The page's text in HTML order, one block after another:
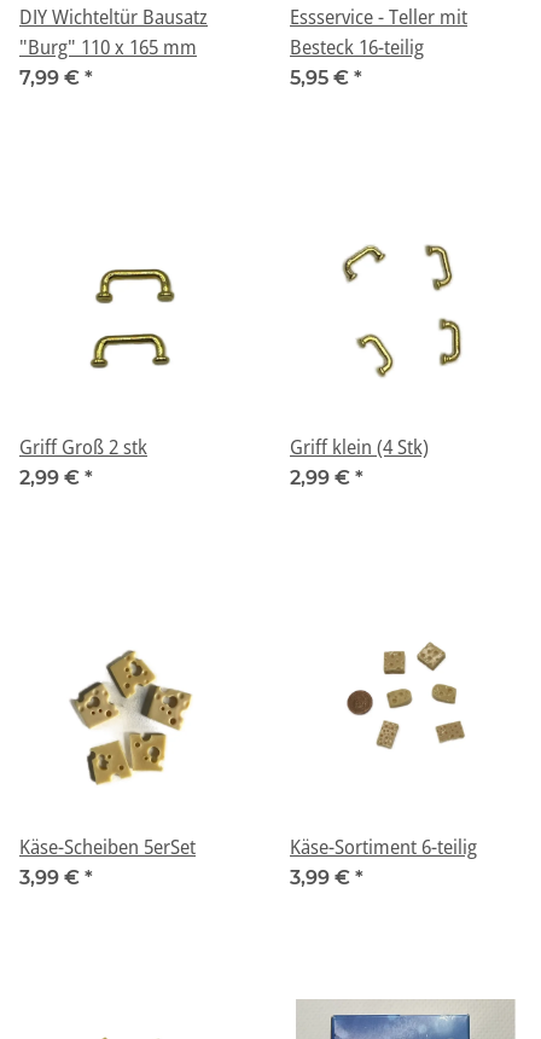
DIY Wichteltür Bausatz
"Burg" 110 x 165 mm
7,99 € *
Essservice - Teller mit
Besteck 16-teilig
5,95 € *
Griff Groß 2 stk
2,99 € *
Griff klein (4 Stk)
2,99 € *
Käse-Scheiben 5erSet
3,99 € *
Käse-Sortiment 6-teilig
3,99 € *